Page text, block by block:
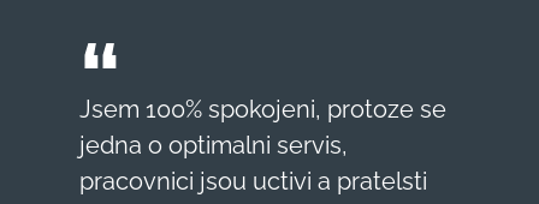
Jsem 100% spokojeni, protoze se
jedna o optimalni servis,
pracovnici jsou uctivi a pratelsti